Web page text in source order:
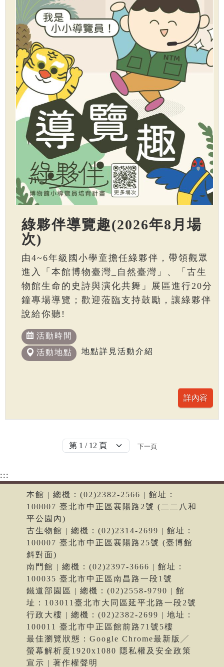
綠夥伴導覽趣(2026年8月場
次)
由4~6年級國小學童擔任綠夥伴，帶領觀眾
進入「本館博物臺灣_自然臺灣」、「古生
物館生命的史詩與演化共舞」展區進行20分
鐘專場導覽；歡迎蒞臨支持鼓勵，讓綠夥伴
說給你聽!
活動時間
活動地點
地點詳見活動介紹
下一頁
:::
本館 | 總機：(02)2382-2566 | 館址：
100007 臺北市中正區襄陽路2號 (二二八和
平公園內)
古生物館 | 總機：(02)2314-2699 | 館址：
100007 臺北市中正區襄陽路25號 (臺博館
斜對面)
南門館 | 總機：(02)2397-3666 | 館址：
100035 臺北市中正區南昌路一段1號
鐵道部園區 | 總機：(02)2558-9790 | 館
址：103011臺北市大同區延平北路一段2號
行政大樓 | 總機：(02)2382-2699 | 地址：
100011 臺北市中正區館前路71號5樓
最佳瀏覽狀態：Google Chrome最新版╱
螢幕解析度1920x1080 隱私權及安全政策
宣示 | 著作權聲明